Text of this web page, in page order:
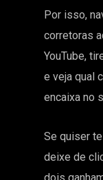
Por isso,
corretoras
YouTube,
e veja qual
encaixa no
Se quiser
deixe de
dois